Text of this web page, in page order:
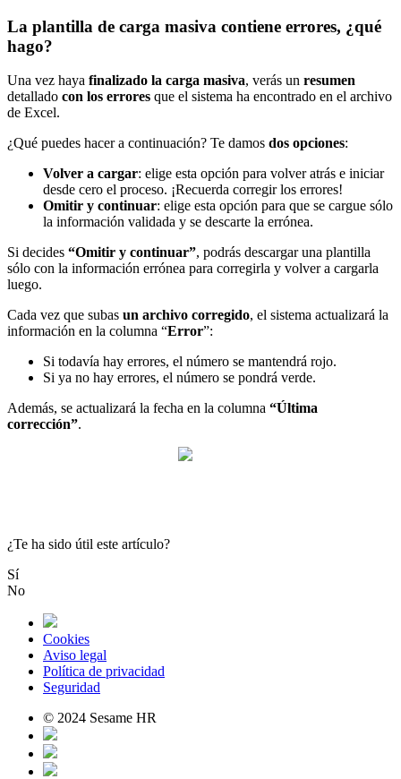
La plantilla de carga masiva contiene errores, ¿qué
hago?
Una vez haya finalizado la carga masiva, verás un resumen
detallado con los errores que el sistema ha encontrado en el archivo
de Excel.
¿Qué puedes hacer a continuación? Te damos dos opciones:
Volver a cargar: elige esta opción para volver atrás e iniciar
desde cero el proceso. ¡Recuerda corregir los errores!
Omitir y continuar: elige esta opción para que se cargue sólo
la información validada y se descarte la errónea.
Si decides “Omitir y continuar”, podrás descargar una plantilla
sólo con la información errónea para corregirla y volver a cargarla
luego.
Cada vez que subas un archivo corregido, el sistema actualizará la
información en la columna “Error”:
Si todavía hay errores, el número se mantendrá rojo.
Si ya no hay errores, el número se pondrá verde.
Además, se actualizará la fecha en la columna “Última
corrección”.
¿Te ha sido útil este artículo?
Sí
No
Cookies
Aviso legal
Política de privacidad
Seguridad
© 2024 Sesame HR